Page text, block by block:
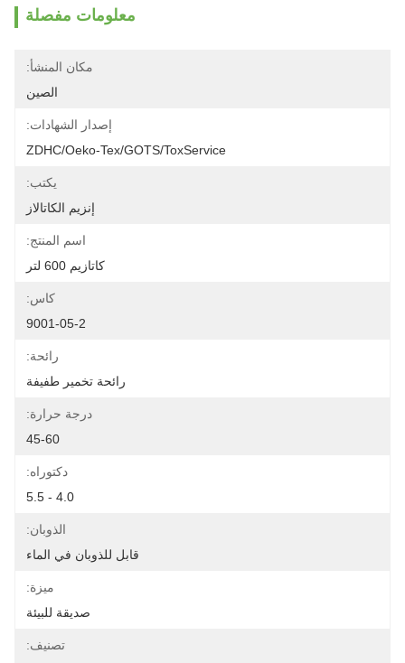
معلومات مفصلة
مكان المنشأ:
الصين
إصدار الشهادات:
ZDHC/Oeko-Tex/GOTS/ToxService
يكتب:
إنزيم الكاتالاز
اسم المنتج:
كاتازيم 600 لتر
كاس:
9001-05-2
رائحة:
رائحة تخمير طفيفة
درجة حرارة:
45-60
دكتوراه:
4.0 - 5.5
الذوبان:
قابل للذوبان في الماء
ميزة:
صديقة للبيئة
تصنيف: